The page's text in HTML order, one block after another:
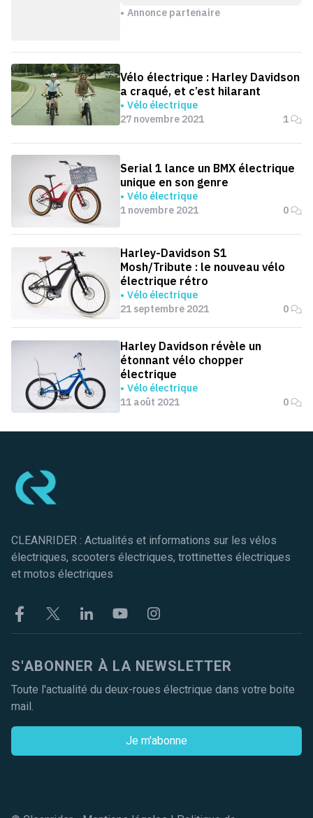
Annonce partenaire
Vélo électrique : Harley Davidson
a craqué, et c’est hilarant
Vélo électrique
27 novembre 2021
1
Serial 1 lance un BMX électrique
unique en son genre
Vélo électrique
1 novembre 2021
0
Harley-Davidson S1
Mosh/Tribute : le nouveau vélo
électrique rétro
Vélo électrique
21 septembre 2021
0
Harley Davidson révèle un
étonnant vélo chopper
électrique
Vélo électrique
11 août 2021
0
CLEANRIDER : Actualités et informations sur les vélos
électriques, scooters électriques, trottinettes électriques
et motos électriques
FacebookTwitter LinkekinYoutubeInstagram
S'ABONNER À LA NEWSLETTER
Toute l'actualité du deux-roues électrique dans votre boite
mail.
Je m'abonne